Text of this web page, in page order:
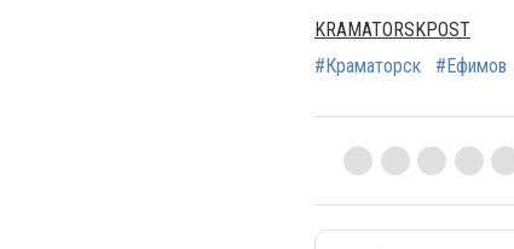
KRAMATORSKPOST
#Краматорск
#Ефимов